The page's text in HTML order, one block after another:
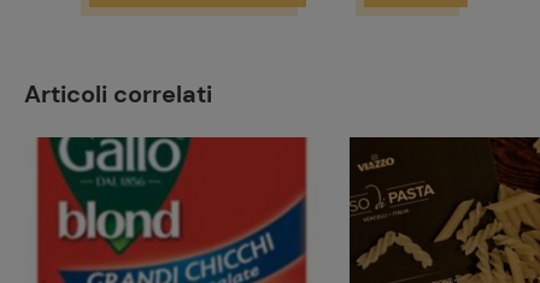
Articoli correlati
preferite